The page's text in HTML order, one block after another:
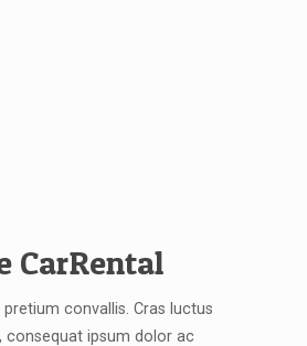
CarRental
pretium convallis. Cras luctus
consequat ipsum dolor ac